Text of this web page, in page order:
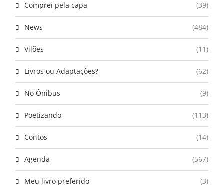
Comprei pela capa (39)
News (484)
Vilões (11)
Livros ou Adaptações? (62)
No Ônibus (9)
Poetizando (113)
Contos (14)
Agenda (567)
Meu livro preferido (3)